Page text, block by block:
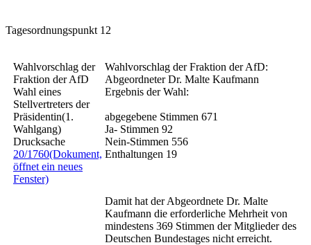
Tagesordnungspunkt 12
Wahlvorschlag der
Fraktion der AfD
Wahl eines
Stellvertreters der
Präsidentin(1.
Wahlgang)
Drucksache
20/1760(Dokument,
öffnet ein neues
Fenster)
Wahlvorschlag der Fraktion der AfD:
Abgeordneter Dr. Malte Kaufmann
Ergebnis der Wahl:
abgegebene Stimmen 671
Ja- Stimmen 92
Nein-Stimmen 556
Enthaltungen 19
Damit hat der Abgeordnete Dr. Malte
Kaufmann die erforderliche Mehrheit von
mindestens 369 Stimmen der Mitglieder des
Deutschen Bundestages nicht erreicht.